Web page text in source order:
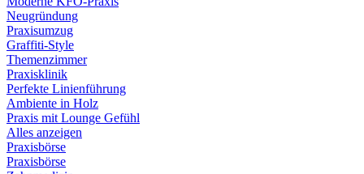
Neugründung
Praxisumzug
Graffiti-Style
Themenzimmer
Praxisklinik
Perfekte Linienführung
Ambiente in Holz
Praxis mit Lounge Gefühl
Alles anzeigen
Praxisbörse
Praxisbörse